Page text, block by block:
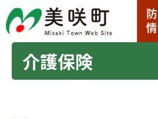
介護保険